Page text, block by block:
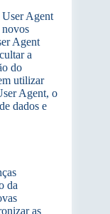
Agent
Agent
a
do
utilizar
Agent, o
dados e
da
as